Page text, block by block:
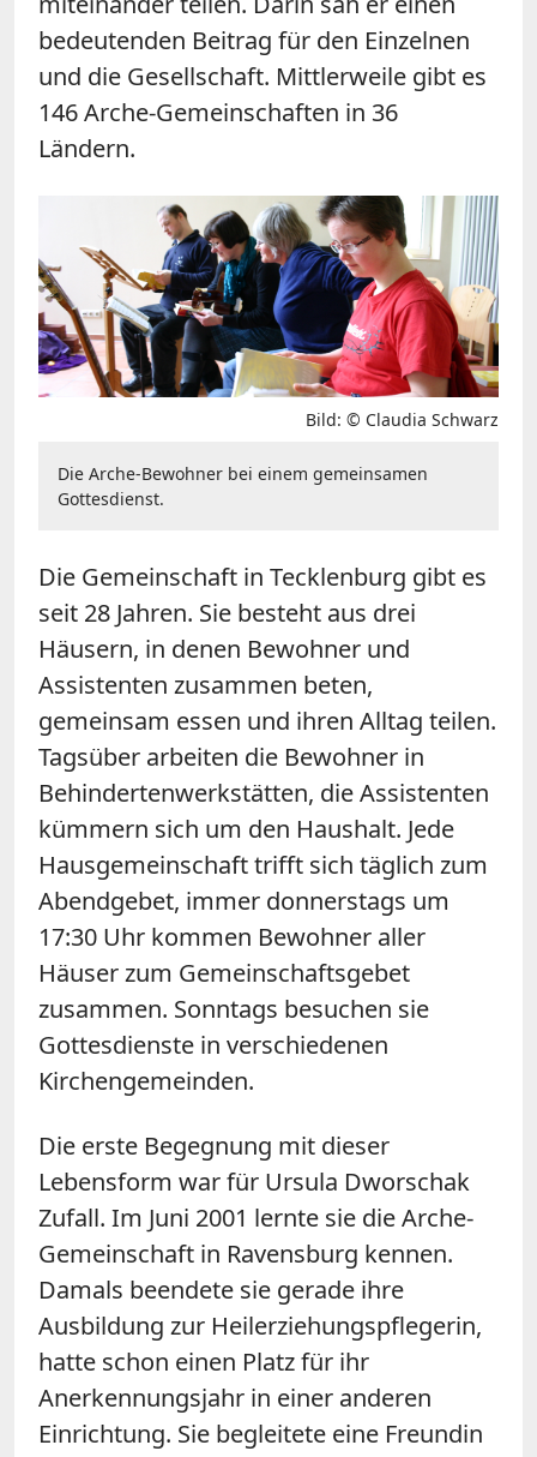
bedeutenden Beitrag für den Einzelnen
und die Gesellschaft. Mittlerweile gibt es
146 Arche-Gemeinschaften in 36
Ländern.
Bild: © Claudia Schwarz
Die Arche-Bewohner bei einem gemeinsamen
Gottesdienst.
Die Gemeinschaft in Tecklenburg gibt es
seit 28 Jahren. Sie besteht aus drei
Häusern, in denen Bewohner und
Assistenten zusammen beten,
gemeinsam essen und ihren Alltag teilen.
Tagsüber arbeiten die Bewohner in
Behindertenwerkstätten, die Assistenten
kümmern sich um den Haushalt. Jede
Hausgemeinschaft trifft sich täglich zum
Abendgebet, immer donnerstags um
17:30 Uhr kommen Bewohner aller
Häuser zum Gemeinschaftsgebet
zusammen. Sonntags besuchen sie
Gottesdienste in verschiedenen
Kirchengemeinden.
Die erste Begegnung mit dieser
Lebensform war für Ursula Dworschak
Zufall. Im Juni 2001 lernte sie die Arche-
Gemeinschaft in Ravensburg kennen.
Damals beendete sie gerade ihre
Ausbildung zur Heilerziehungspflegerin,
hatte schon einen Platz für ihr
Anerkennungsjahr in einer anderen
Einrichtung. Sie begleitete eine Freundin